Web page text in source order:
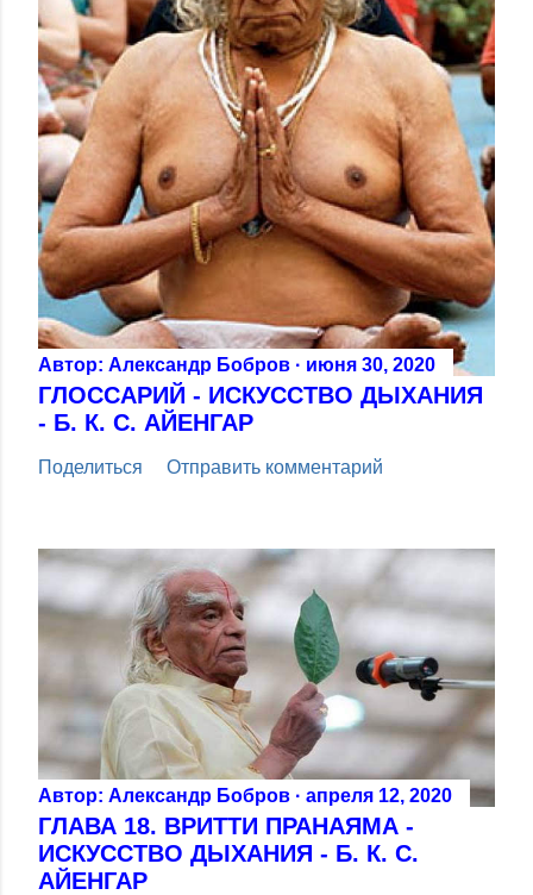
Автор: Александр Бобров июня 30, 2020
ГЛОССАРИЙ - ИСКУССТВО ДЫХАНИЯ
- Б. К. С. АЙЕНГАР
Поделиться Отправить комментарий
Автор: Александр Бобров апреля 12, 2020
ГЛАВА 18. ВРИТТИ ПРАНАЯМА -
ИСКУССТВО ДЫХАНИЯ - Б. К. С.
АЙЕНГАР